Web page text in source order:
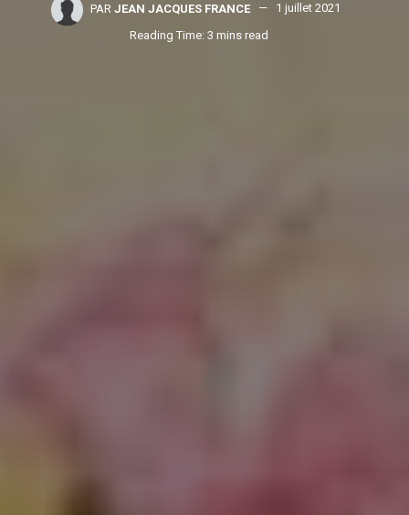
PAR JEAN JACQUES FRANCE
1 juillet 2021
Reading Time: 3 mins read